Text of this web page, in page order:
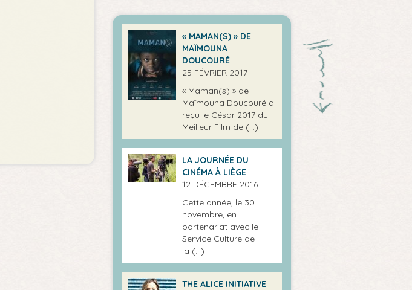
« MAMAN(S) » DE
MAÏMOUNA
DOUCOURÉ
25 FÉVRIER 2017
« Maman(s) » de
Maïmouna Doucouré a
reçu le César 2017 du
Meilleur Film de (…)
LA JOURNÉE DU
CINÉMA À LIÈGE
12 DÉCEMBRE 2016
Cette année, le 30
novembre, en
partenariat avec le
Service Culture de
la (…)
THE ALICE INITIATIVE